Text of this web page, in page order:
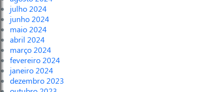
julho 2024
junho 2024
maio 2024
abril 2024
março 2024
fevereiro 2024
janeiro 2024
dezembro 2023